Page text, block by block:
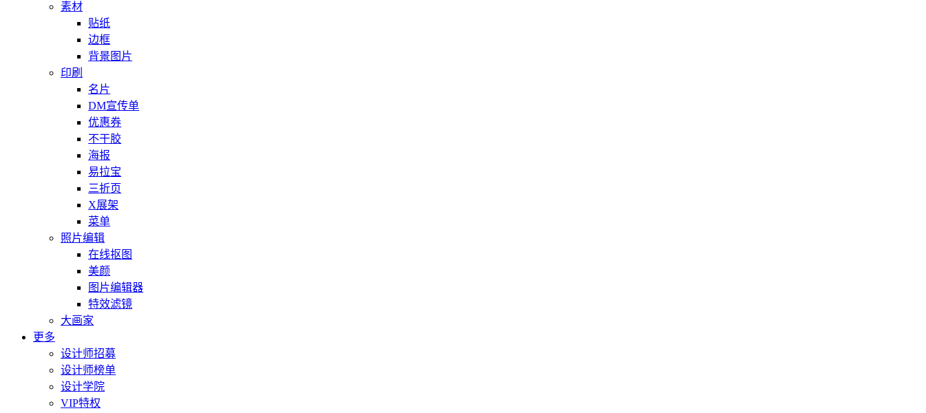
素材
贴纸
边框
背景图片
印刷
名片
DM宣传单
优惠券
不干胶
海报
易拉宝
三折页
X展架
菜单
照片编辑
在线抠图
美颜
图片编辑器
特效滤镜
大画家
更多
设计师招募
设计师榜单
设计学院
VIP特权